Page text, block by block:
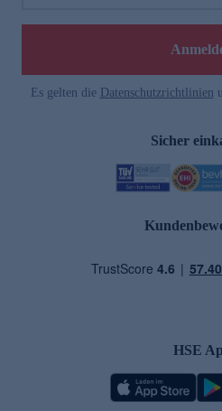
Es gelten die Datenschutzrichtlinien
Sicher
HSE